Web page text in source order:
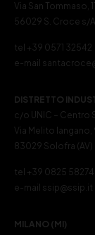
Via San Tommaso,
56029 S. Croce s/
tel +39 0571 32542
e-mail
DISTRETTO
c/o UNIC – Centro
Via Melito Iangano,
83029 Solofra (AV)
tel +39 0825
e-mail ssip@ssip.it
MILANO (MI)